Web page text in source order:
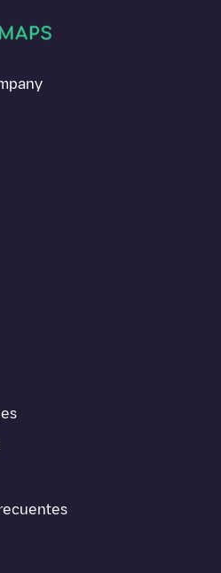
inferior cuál es el punto de
tí en “puntos de carga más
así como si están en un
en KM a la que están.
así como las indicaciones
necesarias para que puedas
88901320